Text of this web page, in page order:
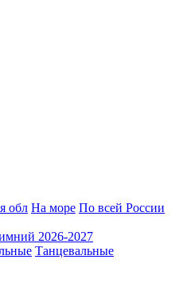
обл На море По всей России
2026-2027
Танцевальные